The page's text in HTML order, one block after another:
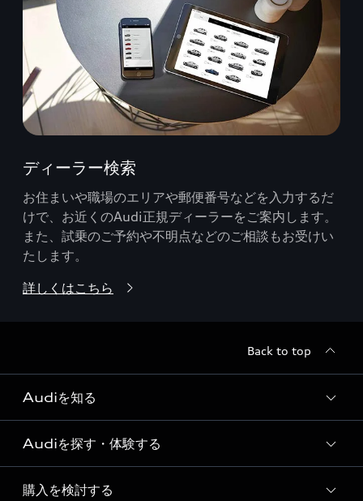
ディーラー検索
お住まいや職場のエリアや郵便番号などを入力するだ
けで、お近くのAudi正規ディーラーをご案内します。
また、試乗のご予約や不明点などのご相談もお受けい
たします。
詳しくはこちら
Back to top
Audiを知る
Audi ブランド
Story of Progress
Audiを探す・体験する
ディーラー検索
購入を検討する